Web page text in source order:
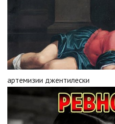
артемизии джентилески